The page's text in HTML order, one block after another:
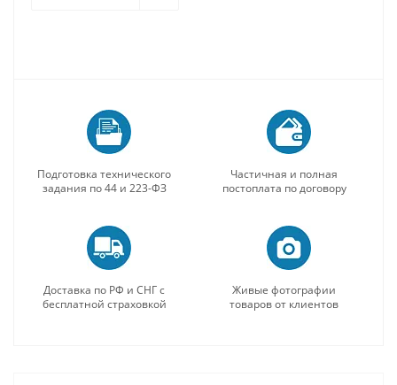
Подготовка технического
задания по 44 и 223-ФЗ
Частичная и полная
постоплата по договору
Доставка по РФ и СНГ с
бесплатной страховкой
Живые фотографии
товаров от клиентов